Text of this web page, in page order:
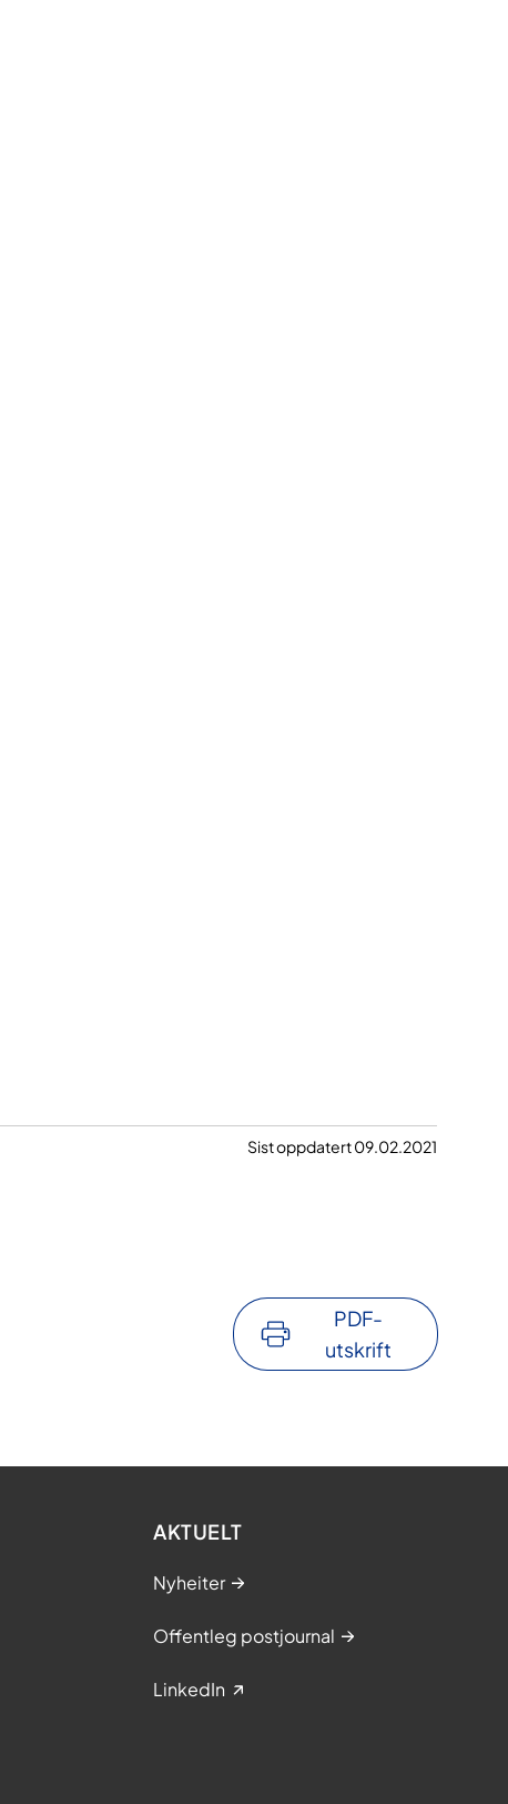
Sist oppdatert 09.02.2021
PDF-
utskrift
AKTUELT
Nyheiter
Offentleg postjournal
LinkedIn